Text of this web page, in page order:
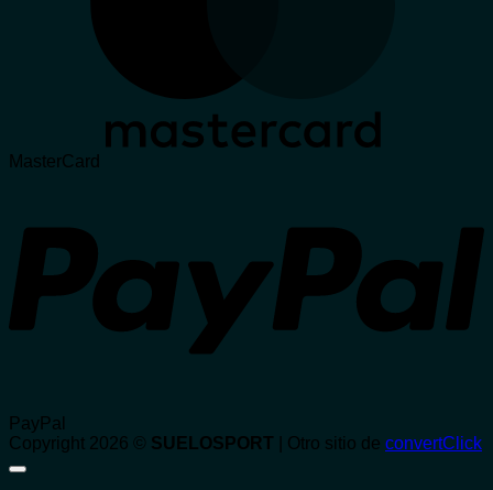
MasterCard
PayPal
Copyright 2026 © SUELOSPORT | Otro sitio de convertClick